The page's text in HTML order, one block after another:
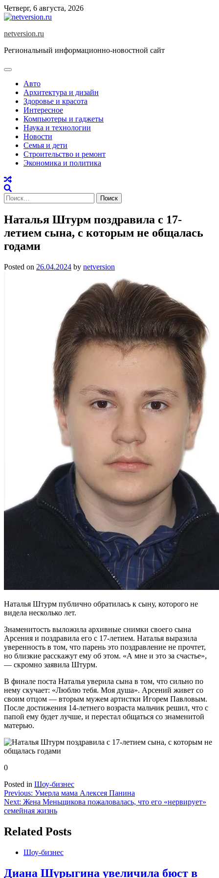
Skip
to
Четверг, 6 августа, 2026
netversion.ru
Региональный информационно-новостной сайт
Авто
Архитектура и дизайн
Здоровье и красота
Интересное
Компьютеры и гаджеты
Наука и технологии
Новости
Семья и дети
Строительство и ремонт
Экономика и политика
Найти:
Наталья Штурм поздравила с 17-
летием сына, с которым не общалась
годами
Posted on 26.04.2024 by netversion
Наталья Штурм публично обратилась к сыну, которого не
видела несколько лет.
Знаменитость выложила архивные снимки своего сына
Арсения и поздравила его с 17-летием. Наталья выразила
уверенность в том, что парень это поздравление не прочтет,
но близкие расскажут ему об этом. «А мне и это за счастье»,
— скромно заявила Штурм.
В финале поста Наталья уверила сына в том, что сильно по
нему скучает: «Люблю тебя. Моя душа». Арсений живет со
своим отцом — вторым мужем артистки Игорем Павловым.
После достижения 14-летнего возраста мальчик решил, что с
папой ему будет лучше, и перестал общаться со знаменитой
матерью.
0
Posted in Шоу-бизнес
Навигация
по
Previous: Умерла мама Алексея Панина
Next: Жена Меньщикова пожаловалась, что его «нервирует»
семейная жизнь
Related Posts
Шоу-бизнес
Диана Шурыгина увеличила бюст в